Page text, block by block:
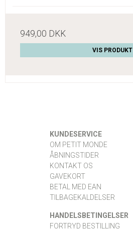
949,00 DKK
VIS PRODUKT
KUNDESERVICE
OM PETIT MONDE
ÅBNINGSTIDER
KONTAKT OS
GAVEKORT
BETAL MED EAN
TILBAGEKALDELSER
HANDELSBETINGELSER
FORTRYD BESTILLING